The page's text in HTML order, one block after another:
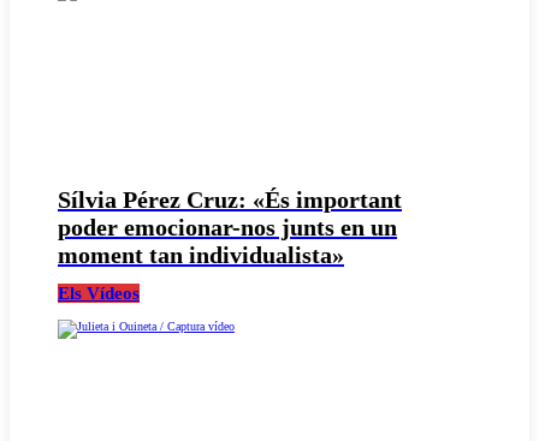
Sílvia Pérez Cruz: «És important
poder emocionar-nos junts en un
moment tan individualista»
Els Vídeos